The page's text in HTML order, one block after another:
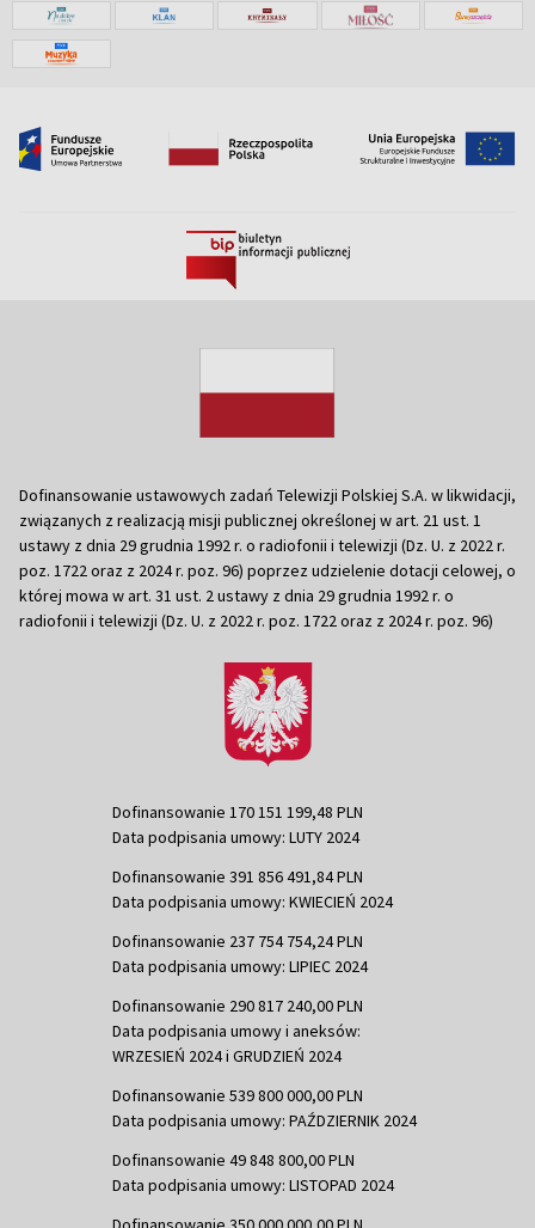
Dofinansowanie ustawowych zadań Telewizji Polskiej S.A. w likwidacji,
związanych z realizacją misji publicznej określonej w art. 21 ust. 1
ustawy z dnia 29 grudnia 1992 r. o radiofonii i telewizji (Dz. U. z 2022 r.
poz. 1722 oraz z 2024 r. poz. 96) poprzez udzielenie dotacji celowej, o
której mowa w art. 31 ust. 2 ustawy z dnia 29 grudnia 1992 r. o
radiofonii i telewizji (Dz. U. z 2022 r. poz. 1722 oraz z 2024 r. poz. 96)
Dofinansowanie 170 151 199,48 PLN
Data podpisania umowy: LUTY 2024
Dofinansowanie 391 856 491,84 PLN
Data podpisania umowy: KWIECIEŃ 2024
Dofinansowanie 237 754 754,24 PLN
Data podpisania umowy: LIPIEC 2024
Dofinansowanie 290 817 240,00 PLN
Data podpisania umowy i aneksów:
WRZESIEŃ 2024 i GRUDZIEŃ 2024
Dofinansowanie 539 800 000,00 PLN
Data podpisania umowy: PAŹDZIERNIK 2024
Dofinansowanie 49 848 800,00 PLN
Data podpisania umowy: LISTOPAD 2024